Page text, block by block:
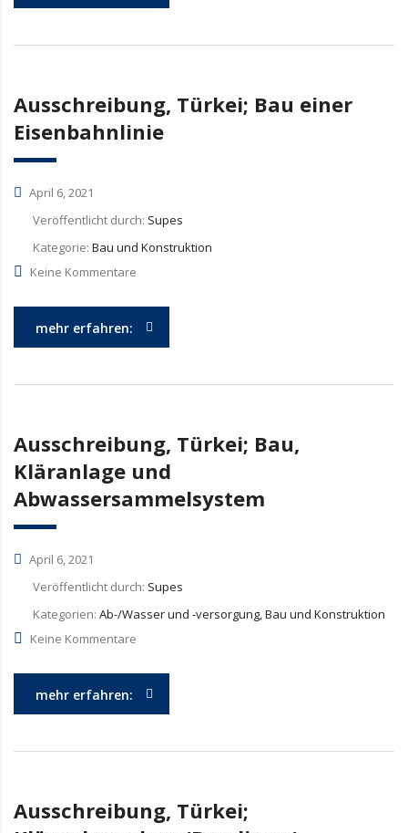
Ausschreibung, Türkei; Bau einer
Eisenbahnlinie
April 6, 2021
Veröffentlicht durch: Supes
Kategorie: Bau und Konstruktion
Keine Kommentare
mehr erfahren:
Ausschreibung, Türkei; Bau,
Kläranlage und
Abwassersammelsystem
April 6, 2021
Veröffentlicht durch: Supes
Kategorien: Ab-/Wasser und -versorgung, Bau und Konstruktion
Keine Kommentare
mehr erfahren:
Ausschreibung, Türkei;